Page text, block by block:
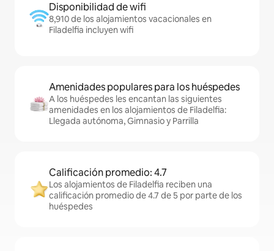
Disponibilidad de wifi
8,910 de los alojamientos vacacionales en
Filadelfia incluyen wifi
Amenidades populares para los huéspedes
A los huéspedes les encantan las siguientes
amenidades en los alojamientos de Filadelfia:
Llegada autónoma, Gimnasio y Parrilla
Calificación promedio: 4.7
Los alojamientos de Filadelfia reciben una
calificación promedio de 4.7 de 5 por parte de los
huéspedes